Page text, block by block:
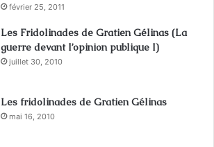
février 25, 2011
Les Fridolinades de Gratien Gélinas (La
guerre devant l’opinion publique I)
juillet 30, 2010
Les fridolinades de Gratien Gélinas
mai 16, 2010